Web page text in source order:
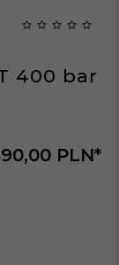
400 bar
00 PLN*